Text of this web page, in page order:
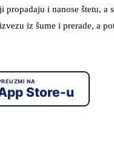
i nanose štetu, a
iz šume i prerade, a
NA
Store-u